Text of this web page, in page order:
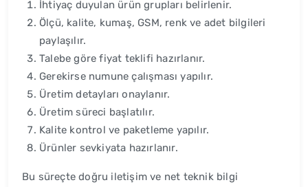
İhtiyaç duyulan ürün grupları belirlenir.
Ölçü, kalite, kumaş, GSM, renk ve adet bilgileri
paylaşılır.
Talebe göre fiyat teklifi hazırlanır.
Gerekirse numune çalışması yapılır.
Üretim detayları onaylanır.
Üretim süreci başlatılır.
Kalite kontrol ve paketleme yapılır.
Ürünler sevkiyata hazırlanır.
Bu süreçte doğru iletişim ve net teknik bilgi